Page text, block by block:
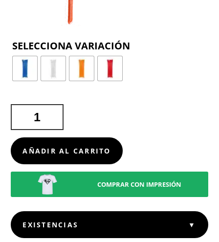
PUMPER
CANTIDAD
AÑADIR AL CARRITO
COMPRAR CON IMPRESIÓN
EXISTENCIAS ▼